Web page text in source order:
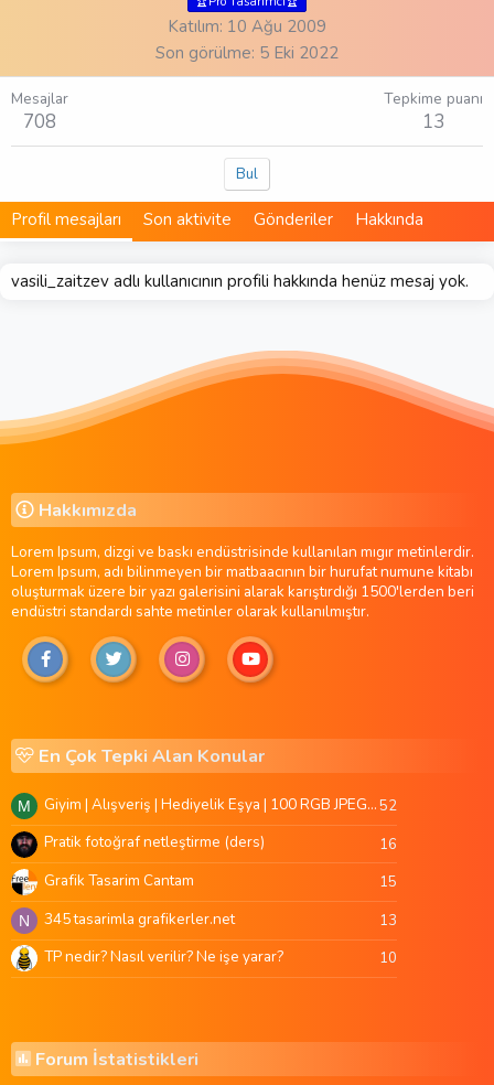
Katılım 10 Ağu 2009
Son görülme 5 Eki 2022
Mesajlar
708
Tepkime puanı
13
Bul
Profil mesajları Son aktivite Gönderiler Hakkında
vasili_zaitzev adlı kullanıcının profili hakkında henüz mesaj yok.
Hakkımızda
Lorem Ipsum, dizgi ve baskı endüstrisinde kullanılan mıgır metinlerdir.
Lorem Ipsum, adı bilinmeyen bir matbaacının bir hurufat numune kitabı
oluşturmak üzere bir yazı galerisini alarak karıştırdığı 1500'lerden beri
endüstri standardı sahte metinler olarak kullanılmıştır.
En Çok Tepki Alan Konular
M Giyim | Alışveriş | Hediyelik Eşya | 100 RGB JPEG Images | 5920x4420 Pixels | 501 MB52
Pratik fotoğraf netleştirme (ders) 16
Grafik Tasarim Cantam 15
N 345 tasarimla grafikerler.net 13
TP nedir? Nasıl verilir? Ne işe yarar? 10
Forum İstatistikleri